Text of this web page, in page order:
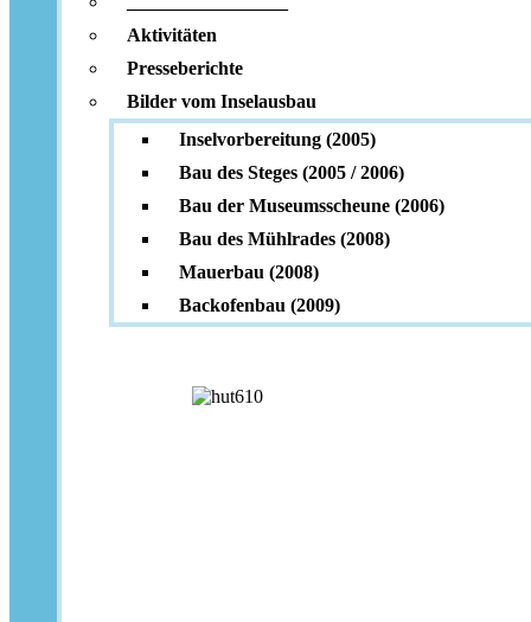
Aktivitäten
Presseberichte
Bilder vom Inselausbau
Inselvorbereitung (2005)
Bau des Steges (2005 / 2006)
Bau der Museumsscheune (2006)
Bau des Mühlrades (2008)
Mauerbau (2008)
Backofenbau (2009)